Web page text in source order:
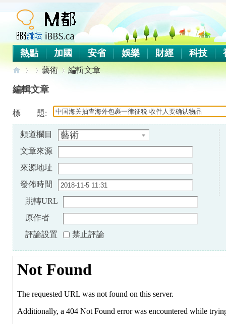
熱點 加國 安省 娛樂 財經 科技
iB
B
S.
藝術
›
編輯文章
編輯文章
標 題:
頻道欄目 藝術
文章來源
來源地址
發佈時間
跳轉URL
原作者
評論設置
禁止評論